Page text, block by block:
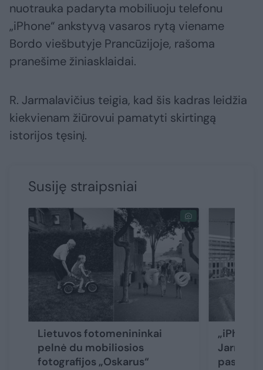
nuotrauka padaryta mobiliuoju telefonu
„iPhone“ ankstyvą vasaros rytą viename
Bordo viešbutyje Prancūzijoje, rašoma
pranešime žiniasklaidai.
R. Jarmalavičius teigia, kad šis kadras leidžia
kiekvienam žiūrovui pamatyti skirtingą
istorijos tęsinį.
Susiję straipsniai
Lietuvos fotomenininkai
pelnė du mobiliosios
fotografijos „Oskarus“